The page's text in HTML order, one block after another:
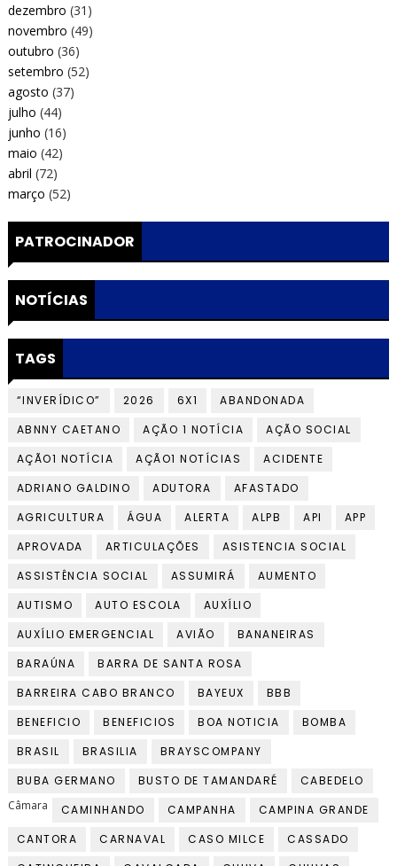
dezembro (31)
novembro (49)
outubro (36)
setembro (52)
agosto (37)
julho (44)
junho (16)
maio (42)
abril (72)
março (52)
PATROCINADOR
NOTÍCIAS
TAGS
“INVERÍDICO” 2026 6X1
ABANDONADA
ABNNY CAETANO
AÇÃO 1 NOTÍCIA
AÇÃO SOCIAL
AÇÃO1 NOTÍCIA
AÇÃO1 NOTÍCIAS
ACIDENTE
ADRIANO GALDINO
ADUTORA
AFASTADO
AGRICULTURA
ÁGUA ALERTA ALPB API
APP
APROVADA
ARTICULAÇÕES
ASISTENCIA SOCIAL
ASSISTÊNCIA SOCIAL
ASSUMIRÁ
AUMENTO
AUTISMO
AUTO ESCOLA
AUXÍLIO
AUXÍLIO EMERGENCIAL
AVIÃO
BANANEIRAS
BARAÚNA
BARRA DE SANTA ROSA
BARREIRA CABO BRANCO
BAYEUX
BBB
BENEFICIO
BENEFICIOS BOA NOTICIA
BOMBA
BRASIL
BRASILIA
BRAYSCOMPANY
BUBA GERMANO
BUSTO DE TAMANDARÉ
CABEDELO
Câmara
CAMINHANDO CAMPANHA
CAMPINA GRANDE
CANTORA
CARNAVAL CASO MILCE
CASSADO